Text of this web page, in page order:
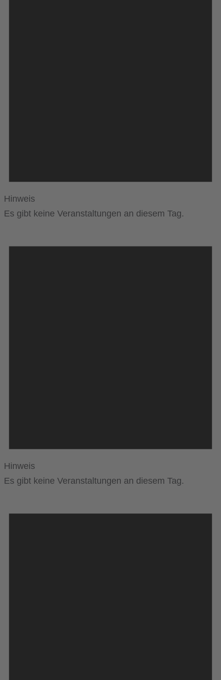
Hinweis
Es gibt keine Veranstaltungen an diesem Tag.
Hinweis
Es gibt keine Veranstaltungen an diesem Tag.